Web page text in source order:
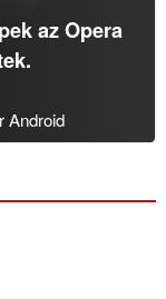
azOpera
Android